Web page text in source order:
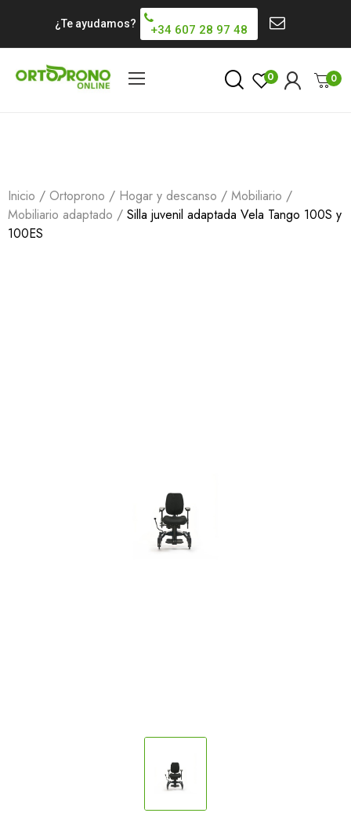
¿Te ayudamos? +34 607 28 97 48
0 0
Inicio Ortoprono Hogar y descanso
Mobiliario
Mobiliario adaptado
Silla juvenil adaptada Vela Tango 100S y
100ES